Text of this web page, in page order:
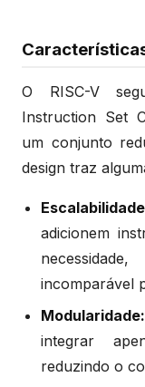
O RISC-V
Instruction Set
um conjunto
design traz
adicionem
incomparável
Modularidade:
integrar
reduzindo o